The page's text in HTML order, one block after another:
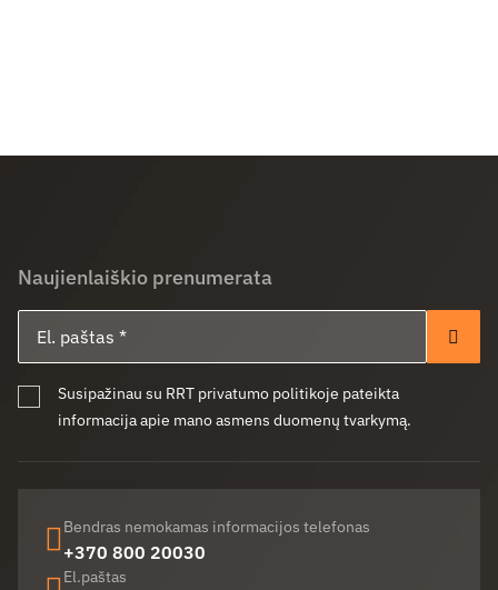
Naujienlaiškio prenumerata
Susipažinau su RRT privatumo politikoje pateikta
informacija apie mano asmens duomenų tvarkymą.
Bendras nemokamas informacijos telefonas
+370 800 20030
El.paštas